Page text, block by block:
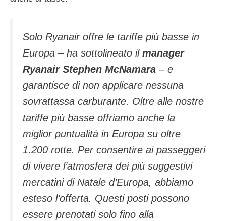
Solo Ryanair offre le tariffe più basse in
Europa – ha sottolineato il manager
Ryanair Stephen McNamara – e
garantisce di non applicare nessuna
sovrattassa carburante. Oltre alle nostre
tariffe più basse offriamo anche la
miglior puntualità in Europa su oltre
1.200 rotte. Per consentire ai passeggeri
di vivere l’atmosfera dei più suggestivi
mercatini di Natale d’Europa, abbiamo
esteso l’offerta. Questi posti possono
essere prenotati solo fino alla